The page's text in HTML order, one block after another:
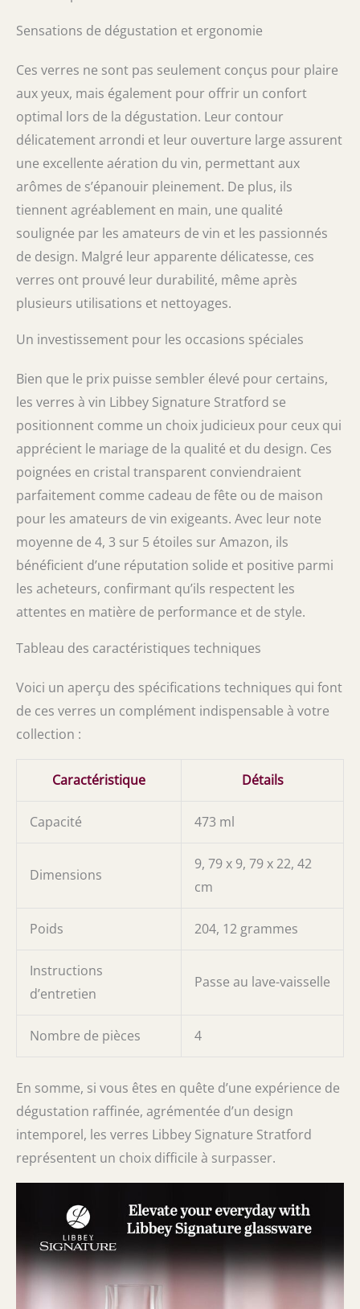
Sensations de dégustation et ergonomie
Ces verres ne sont pas seulement conçus pour plaire
aux yeux, mais également pour offrir un confort
optimal lors de la dégustation. Leur contour
délicatement arrondi et leur ouverture large assurent
une excellente aération du vin, permettant aux
arômes de s’épanouir pleinement. De plus, ils
tiennent agréablement en main, une qualité
soulignée par les amateurs de vin et les passionnés
de design. Malgré leur apparente délicatesse, ces
verres ont prouvé leur durabilité, même après
plusieurs utilisations et nettoyages.
Un investissement pour les occasions spéciales
Bien que le prix puisse sembler élevé pour certains,
les verres à vin Libbey Signature Stratford se
positionnent comme un choix judicieux pour ceux qui
apprécient le mariage de la qualité et du design. Ces
poignées en cristal transparent conviendraient
parfaitement comme cadeau de fête ou de maison
pour les amateurs de vin exigeants. Avec leur note
moyenne de 4, 3 sur 5 étoiles sur Amazon, ils
bénéficient d’une réputation solide et positive parmi
les acheteurs, confirmant qu’ils respectent les
attentes en matière de performance et de style.
Tableau des caractéristiques techniques
Voici un aperçu des spécifications techniques qui font
de ces verres un complément indispensable à votre
collection :
Caractéristique Détails
Capacité 473 ml
Dimensions
9, 79 x 9, 79 x 22, 42
cm
Poids 204, 12 grammes
Instructions
d’entretien
Passe au lave-vaisselle
Nombre de pièces 4
En somme, si vous êtes en quête d’une expérience de
dégustation raffinée, agrémentée d’un design
intemporel, les verres Libbey Signature Stratford
représentent un choix difficile à surpasser.